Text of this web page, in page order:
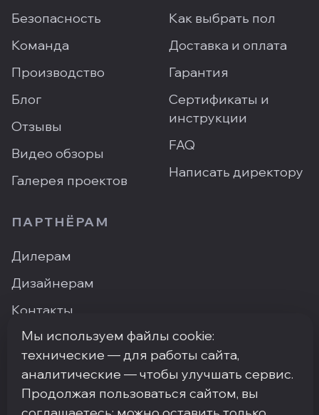
Безопасность
Команда
Производство
Блог
Отзывы
Видео обзоры
Галерея проектов
Как выбрать пол
Доставка и оплата
Гарантия
Сертификаты и
инструкции
FAQ
Написать директору
ПАРТНЁРАМ
Дилерам
Дизайнерам
Контакты
Где купить
ПН–ПТ: 9:00–18:00·Москва, ArtPlay, Нижняя
Мы используем файлы cookie:
технические — для работы сайта,
аналитические — чтобы улучшать сервис.
Продолжая пользоваться сайтом, вы